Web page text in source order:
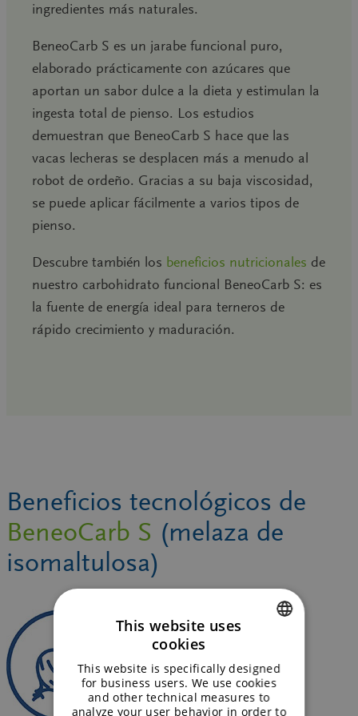
ingredientes más naturales.
BeneoCarb S es un jarabe funcional puro,
elaborado prácticamente con azúcares que
aportan un sabor dulce a la dieta y estimulan la
ingesta total de pienso. Los estudios
demuestran que BeneoCarb S hace que las
vacas lecheras se desplacen más a menudo al
robot de ordeño. Gracias a su baja viscosidad,
se puede aplicar fácilmente a varios tipos de
pienso.
Descubre también los beneficios nutricionales de
nuestro carbohidrato funcional BeneoCarb S: es
la fuente de energía ideal para terneros de
rápido crecimiento y maduración.
Beneficios tecnológicos de
BeneoCarb S (melaza de
isomaltulosa)
GERMAN
This website uses
cookies
This website is specifically designed
for business users. We use cookies
and other technical measures to
analyze your user behavior in order to